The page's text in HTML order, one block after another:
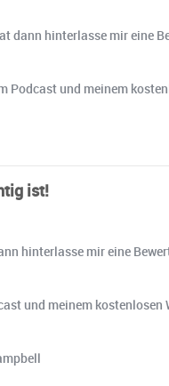
dann hinterlasse mir eine
Podcast und meinem
ist!
hinterlasse mir eine
und meinem kostenlosen